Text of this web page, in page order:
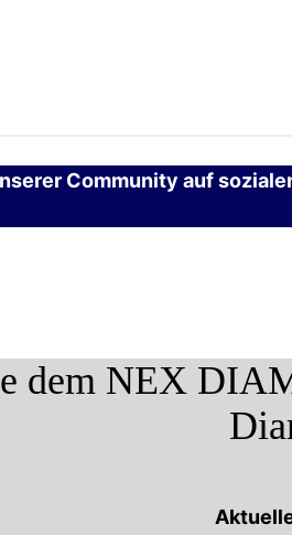
Community auf
dem NEX